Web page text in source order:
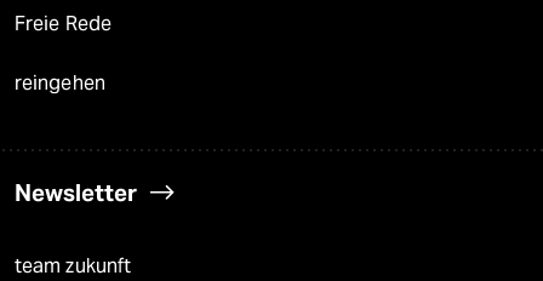
Freie Rede
reingehen
Newsletter
team zukunft